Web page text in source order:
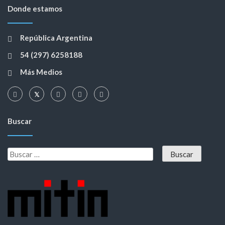
Donde estamos
República Argentina
54 (297) 6258188
Más Medios
Buscar